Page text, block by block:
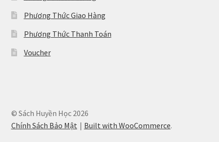
Phương Thức Giao Hàng
Phương Thức Thanh Toán
Voucher
© Sách Huyền Học 2026
Chính Sách Bảo Mật
Built with WooCommerce.